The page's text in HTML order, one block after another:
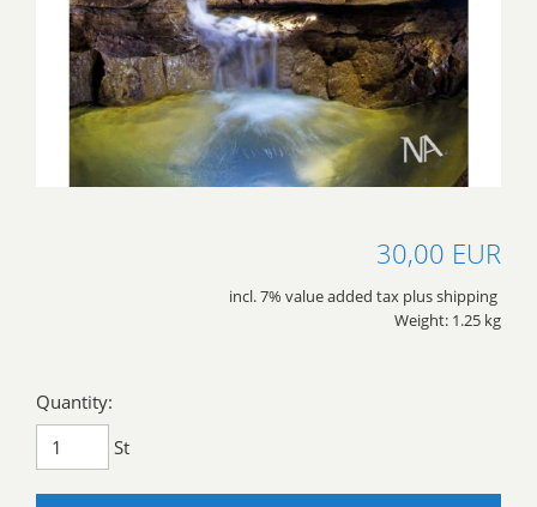
30,00 EUR
incl. 7% value added tax plus shipping
Weight: 1.25 kg
Quantity:
St